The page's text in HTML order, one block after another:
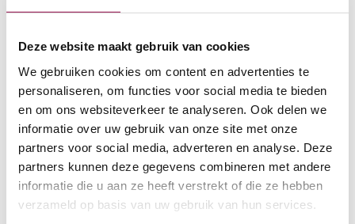
Deze website maakt gebruik van cookies
We gebruiken cookies om content en advertenties te
personaliseren, om functies voor social media te bieden
en om ons websiteverkeer te analyseren. Ook delen we
informatie over uw gebruik van onze site met onze
partners voor social media, adverteren en analyse. Deze
partners kunnen deze gegevens combineren met andere
informatie die u aan ze heeft verstrekt of die ze hebben
verzameld op basis van uw gebruik van hun services.
Zwolle? Vraag dan onze gratis brochure aan via telefoonnummer
stellen over scootmobielen. Onze medewerkers helpen u graag
Bezoek onze showroom
Wij nodigen u van harte uit om onze vestiging in Zwolle te
bezoeken. Laat ons u helpen de perfecte scootmobiel te vinden
die uw mobiliteit en onafhankelijkheid ondersteunt. Onze
gekwalificeerde adviseurs staan klaar om al uw vragen te